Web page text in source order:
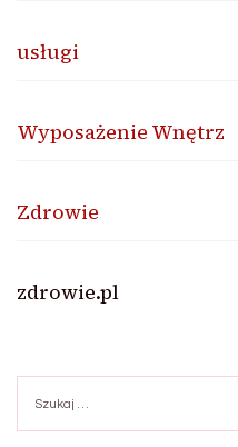
usługi
Wyposażenie Wnętrz
Zdrowie
zdrowie.pl